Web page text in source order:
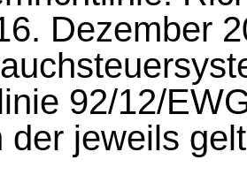
Dezember
92/12/
der jeweils